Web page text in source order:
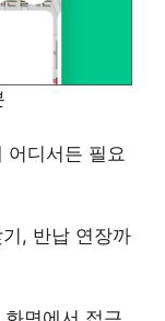
어디서든 필요
, 반납 연장까